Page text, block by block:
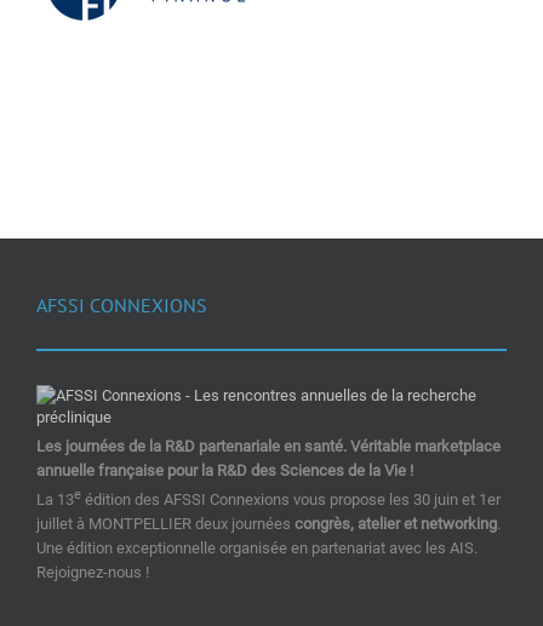
AFSSI CONNEXIONS
Les journées de la R&D partenariale en santé. Véritable marketplace
annuelle française pour la R&D des Sciences de la Vie !
La 13e édition des AFSSI Connexions vous propose les 30 juin et 1er
juillet à MONTPELLIER deux journées congrès, atelier et networking.
Une édition exceptionnelle organisée en partenariat avec les AIS.
Rejoignez-nous !